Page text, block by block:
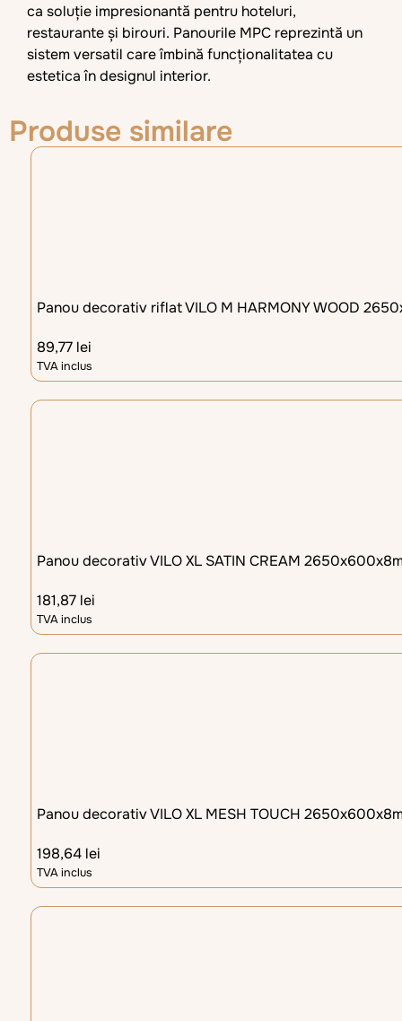
ca soluție impresionantă pentru hoteluri,
restaurante și birouri. Panourile MPC reprezintă un
sistem versatil care îmbină funcționalitatea cu
estetica în designul interior.
Produse similare
Panou decorativ riflat VILO M HARMONY WOOD
89,77 lei
TVA inclus
Panou decorativ VILO XL SATIN CREAM
181,87 lei
TVA inclus
Panou decorativ VILO XL MESH TOUCH
198,64 lei
TVA inclus